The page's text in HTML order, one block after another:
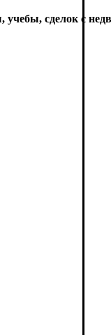
учебы, сделок с